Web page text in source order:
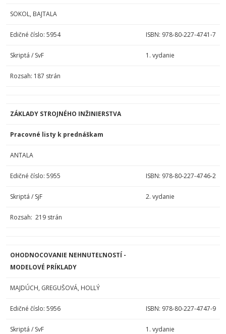
SOKOL, BAJTALA
Edičné číslo: 5954 ISBN: 978-80-227-4741-7
Skriptá / SvF 1. vydanie
Rozsah: 187 strán
ZÁKLADY STROJNÉHO INŽINIERSTVA
Pracovné listy k prednáškam
ANTALA
Edičné číslo: 5955 ISBN: 978-80-227-4746-2
Skriptá / SjF 2. vydanie
Rozsah: 219 strán
OHODNOCOVANIE NEHNUTEĽNOSTÍ -
MODELOVÉ PRÍKLADY
MAJDÚCH, GREGUŠOVÁ, HOLLÝ
Edičné číslo: 5956 ISBN: 978-80-227-4747-9
Skriptá / SvF 1. vydanie